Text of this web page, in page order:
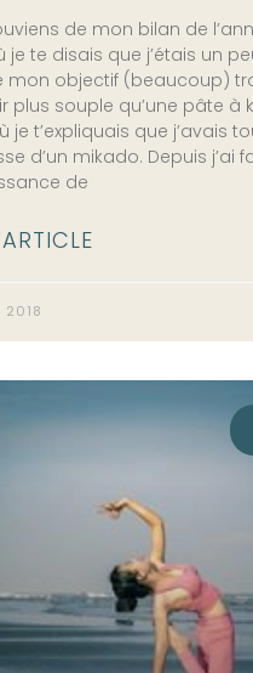
de mon bilan de
je te disais que j’étais un
mon objectif (beaucoup)
plus souple qu’une pâte à
je t’expliquais que j’avais
d’un mikado. Depuis j’ai
de
2018